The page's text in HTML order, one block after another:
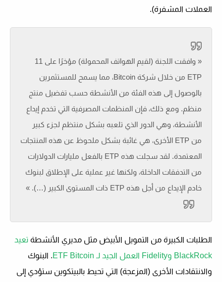
العملات المشفرة).
« وافقت اللجنة (لقيم الهواتف المحمولة) مؤخرًا على 11
ETP من خلال شركة Bitcoin، مما يسمح للمستثمرين
بالوصول إلى هذه الفئة من الأنشطة حسب تفضيل منتج
منظم. ومع ذلك، فإن المنظمات المصرفية التي تخدم إيداع
الأنشطة، وهي الدور الذي تلعبه بشكل منتظم لجزء كبير
من ETP الأخرى، هي غائبة بشكل ملحوظ عن هذه المنتجات
المعتمدة. لقد سجلت هذه ETP بالفعل مليارات الدولارات
من التدفقات الداخلة، ولكنها غير عملية على الإطلاق لبنوك
خادم الإيداع من أجل هذه ETP ذات المستوى الكبير (…). »
الطلبات الكبيرة من التمويل الأبيض مثل مديري الأنشطة تعيد
BlackRock وFidelity العمل الجيد لـ ETF Bitcoin
. البنوك
والانتقادات الأخرى (المزعجة) التي تحيط بالبيتكوين ستؤدي إلى